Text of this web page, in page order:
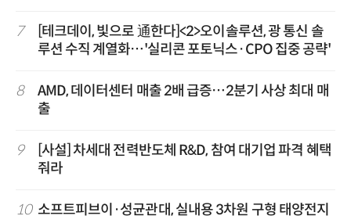
7
[테크데이, 빛으로 通한다]<2>오이솔루션, 광 통신 솔
루션 수직 계열화…'실리콘 포토닉스·CPO 집중 공략'
8
AMD, 데이터센터 매출 2배 급증…2분기 사상 최대 매
출
9
[사설] 차세대 전력반도체 R&D, 참여 대기업 파격 혜택
줘라
10 소프트피브이·성균관대, 실내용 3차원 구형 태양전지